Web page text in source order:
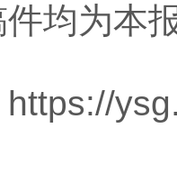
为本报